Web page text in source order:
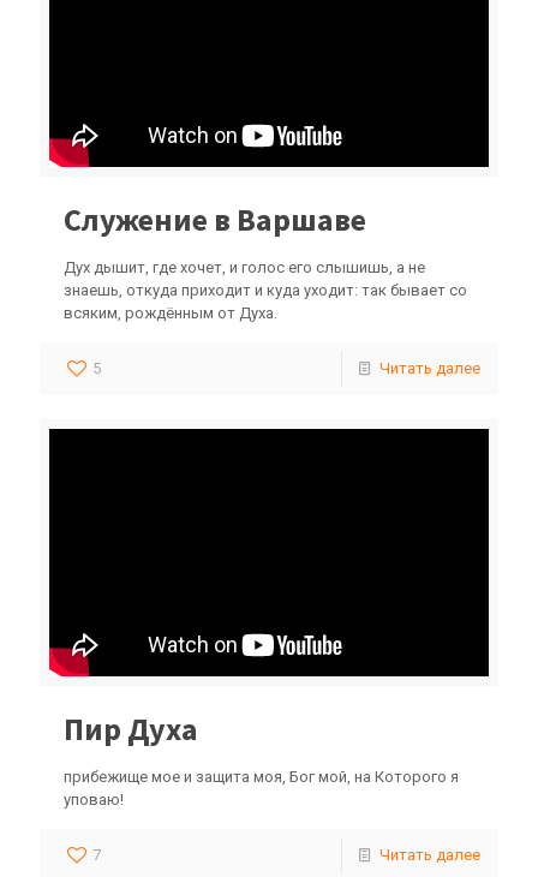
Служение в Варшаве
Дух дышит, где хочет, и голос его слышишь, а не
знаешь, откуда приходит и куда уходит: так бывает со
всяким, рождённым от Духа.
5 Читать далее
Пир Духа
прибежище мое и защита моя, Бог мой, на Которого я
уповаю!
7 Читать далее